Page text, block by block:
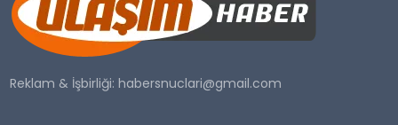
SAĞLIK
YAŞAM
Reklam & İşbirliği:habersnuclari@gmail.com